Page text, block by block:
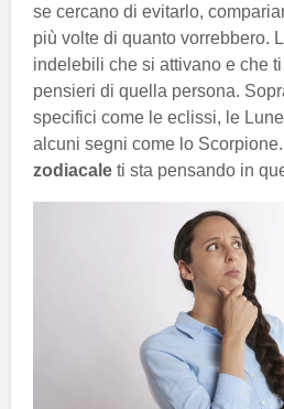
se cercano di evitarlo,
più volte di quanto vorrebbero.
indelebili che si attivano e che
pensieri di quella persona.
specifici come le eclissi, le
alcuni segni come lo
zodiacale ti sta pensando in